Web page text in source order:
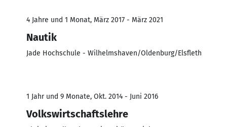
4 Jahre und 1 Monat, März 2017 - März 2021
Nautik
Jade Hochschule - Wilhelmshaven/Oldenburg/Elsfleth
1 Jahr und 9 Monate, Okt. 2014 - Juni 2016
Volkswirtschaftslehre